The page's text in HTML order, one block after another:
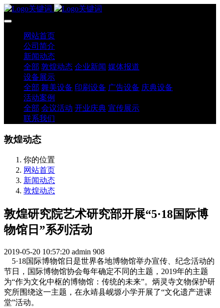
网站首页
公司简介
新闻动态
全部 敦煌动态 企业新闻 媒体报道
设备展示
全部 舞美设备 印刷设备 广告设备 庆典设备
活动案例
全部 会议活动 开业庆典 宣传展示
联系我们
敦煌动态
你的位置
网站首页
新闻动态
敦煌动态
敦煌研究院艺术研究部开展“5·18国际博
物馆日”系列活动
2019-05-20 10:57:20 admin 908
5·18国际博物馆日是世界各地博物馆举办宣传、纪念活动的
节日，国际博物馆协会每年确定不同的主题，2019年的主题
为“作为文化中枢的博物馆：传统的未来”。炳灵寺文物保护研
究所围绕这一主题，在永靖县岘塬小学开展了“文化遗产进课
堂”活动。